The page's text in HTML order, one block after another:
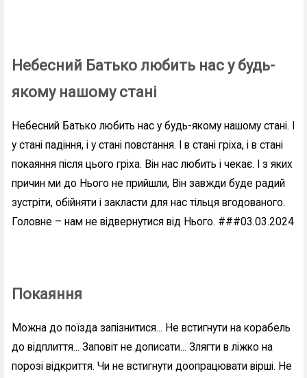
Небесний Батько любить нас у будь-
якому нашому стані
Небесний Батько любить нас у будь-якому нашому стані. І
у стані падіння, і у стані повстання. І в стані гріха, і в стані
покаяння після цього гріха. Він нас любить і чекає. І з яких
причин ми до Нього не прийшли, Він завжди буде радий
зустріти, обійняти і закласти для нас тільця вгодованого.
Головне – нам не відвернутися від Нього. ###03.03.2024
Покаяння
Можна до поїзда запізнитися... Не встигнути на корабель
до відплиття... Заповіт не дописати... Злягти в ліжко на
порозі відкриття. Чи не встигнути доопрацювати вірші. Не